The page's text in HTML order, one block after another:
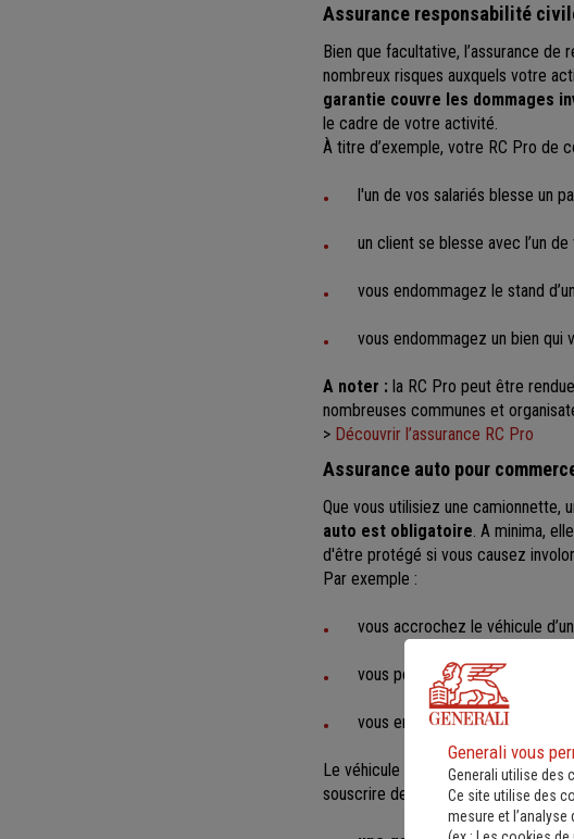
Assurance responsabilité
Bien que facultative, l’assurance
nombreux risques auxquels votre
garantie couvre les dommages
le cadre de votre activité.
À titre d’exemple, votre RC Pro de
l'un de vos salariés blesse un
un client se blesse avec l’un
vous endommagez le stand
vous endommagez un bien qui
A noter : la RC Pro peut être
nombreuses communes et
> Découvrir l’assurance RC Pro
Assurance auto pour
Que vous utilisiez une camionnette,
auto est obligatoire. A minima,
d'être protégé si vous causez
Par exemple :
vous accrochez le véhicule
vous percutez un cycliste en
vous endommagez du mobilier
Le véhicule d’un commerçant
souscrire des garanties
Generali vous
Generali utilise des
Ce site utilise des
mesure et